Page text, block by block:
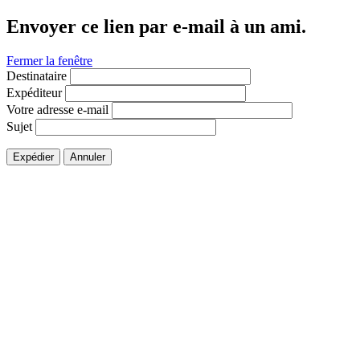
Envoyer ce lien par e-mail à un ami.
Fermer la fenêtre
Destinataire
Expéditeur
Votre adresse e-mail
Sujet
Expédier Annuler